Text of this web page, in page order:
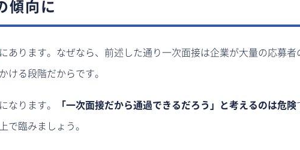
傾向に
にあります。なぜなら、前述した通り一次面接は企業が大量の応募者
ける段階だからです。
なります。 「一次面接だから通過できるだろう」と考えるのは危険
で臨みましょう。